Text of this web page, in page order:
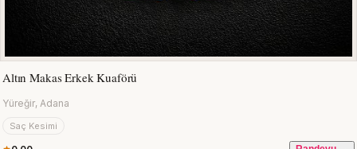
Altın Makas Erkek Kuaförü
Yüreğir, Adana
Saç Kesimi